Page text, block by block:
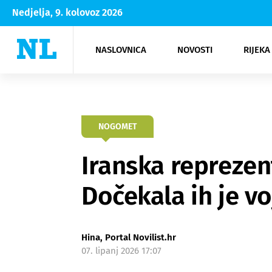
Nedjelja, 9. kolovoz 2026
NASLOVNICA NOVOSTI
Rijeka Opatija
NK
Moda
Kultura
NOGOMET
Iranska
Dočekala ih je
Hina, Portal Novilist.hr
07. lipanj 2026 17:07